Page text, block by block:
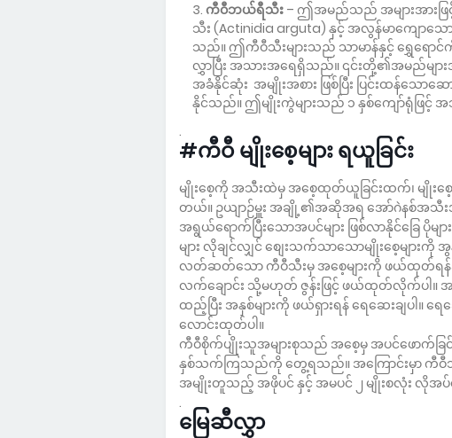
ကီဝီဘယ်ရီသီး – ဤအမည်သည် အများအားဖ
သီး (Actinidia arguta) နှင့် အလွန်မာကျောသ
သည်။ ဤကီဝီသီးများသည် သာမာန်နှင့် ရွှေရောင်ကီ
လွှာပြီး အသားအရေရှိသည်။ ၎င်းတို့၏အမည်မ
အခံနိုင်ဆုံး အမျိုးအစား ဖြစ်ပြီး ပြင်းထန်သေ
နိုင်သည်။ ဤမျိုးကွဲများသည် ၁ နှစ်ကျော်ရုံဖြင့်
.
#ကီဝီ မျိုးစေ့များ ရယူခြင်း
မျိုးစေ့ကို အသီးထဲမှ အစေ့ထုတ်ယူခြင်းထက်၊ မျိုးစေ့
တယ်။ ဥယျာဉ်မှူး အချို့၏အဆိုအရ အော်ဂဲနစ်အသီးအနှံ
အရွယ်ရောက်ပြီးသောအပင်များ ဖြစ်လာနိုင်ခြေ ပိုမ
များ လိုချင်လျှင် စျေးသက်သာသောမျိုးစေ့များ
လတ်ဆတ်သော ကီဝီသီးမှ အစေ့များကို ဖယ်ထုတ်ရ
လက်ချောင်း သို့မဟုတ် ဇွန်းဖြင့် ဖယ်ထုတ်လိုက်ပါ။
ထည့်ပြီး အနှစ်များကို ဖယ်ရှားရန် ရေဆေးချပါ
လောင်းထုတ်ပါ။
ကီဝီစိုက်ပျိုးသူအများစုသည် အစေ့မှ အပင်ဖောက်ခြင်
နှစ်သက်ကြသည်ကို တွေ့ရသည်။ အကြောင်းမှာ ကီဝီ
အမျိုးတူသည့် အဖိုပင် နှင့် အမပင် ၂ မျိုးစလုံး လိုအပ်
.
မြေဆီလွှာ